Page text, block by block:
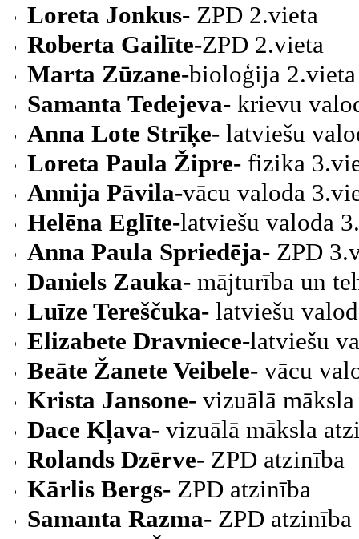
Loreta Jonkus- ZPD 2.vieta
Roberta Gailīte-ZPD 2.vieta
Marta Zūzane-bioloģija 2.vieta
Samanta Tedejeva- krievu
Anna Lote Strīķe- latviešu
Loreta Paula Žipre- fizika
Annija Pāvila-vācu valoda
Helēna Eglīte-latviešu valoda
Anna Paula Spriedēja- ZPD
Daniels Zauka- mājturība un
Luīze Tereščuka- latviešu
Elizabete Dravniece-latviešu
Beāte Žanete Veibele- vācu
Krista Jansone- vizuālā
Dace Kļava- vizuālā māksla
Rolands Dzērve- ZPD atzinība
Kārlis Bergs- ZPD atzinība
Samanta Razma- ZPD atzinība